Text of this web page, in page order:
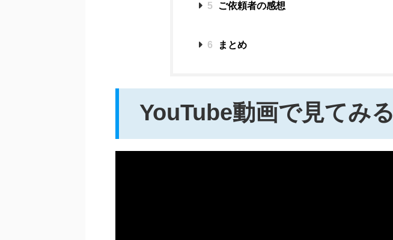
5 ご依頼者の感想
6 まとめ
YouTube動画で見てみる